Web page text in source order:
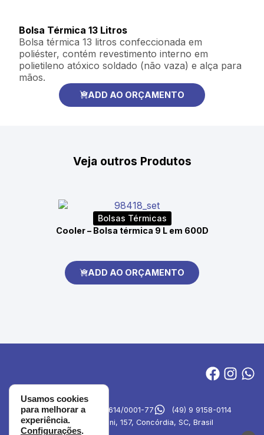
Bolsa Térmica 13 Litros
Bolsa térmica 13 litros confeccionada em
poliéster, contém revestimento interno em
polietileno atóxico soldado (não vaza) e alça para
mãos.
ADD AO ORÇAMENTO
Veja outros Produtos
Bolsas Térmicas
Cooler – Bolsa térmica 9 L em 600D
ADD AO ORÇAMENTO
MVA Brindes27.694.614/0001-77
(49) 9 9158-0114
Rua Emilia Simioni, 157, Concórdia, SC, Brasil
Usamos cookies
para melhorar a
experiência.
Configurações.